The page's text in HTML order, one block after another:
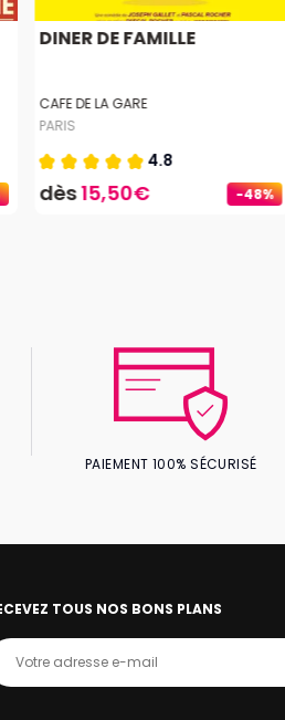
-48%
DINER DE FAMILLE
CAFE DE LA GARE
PARIS
4.8
dès15,50€
PAIEMENT 100% SÉCURISÉ
TOUS NOS BONS PLANS